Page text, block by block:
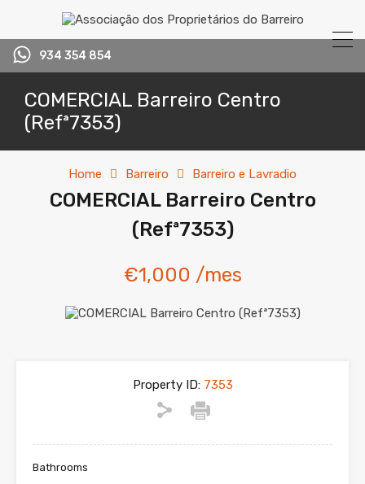
934 354 854
COMERCIAL Barreiro Centro
(Refª7353)
Home Barreiro Barreiro e Lavradio
COMERCIAL Barreiro Centro
(Refª7353)
€1,000 /mes
Property ID:7353
Bathrooms